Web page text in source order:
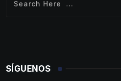
SÍGUENOS